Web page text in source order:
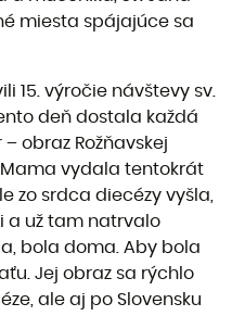
miesta spájajúce sa
15. výročie návštevy sv.
deň dostala každá
obraz Rožňavskej
Mama vydala tentokrát
zo srdca diecézy vyšla,
a už tam natrvalo
bola doma. Aby bola
Jej obraz sa rýchlo
ale aj po Slovensku